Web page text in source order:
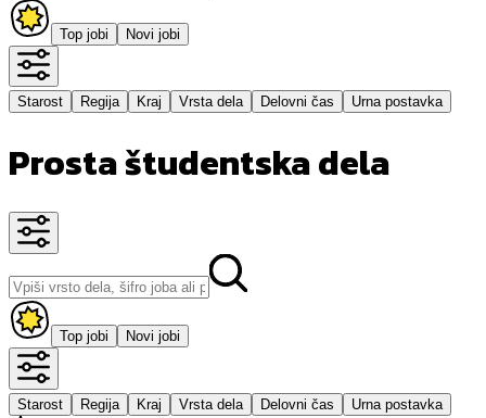
Top jobi Novi jobi
Starost Regija Kraj Vrsta dela Delovni čas Urna postavka
Prosta študentska dela
Top jobi Novi jobi
Starost Regija Kraj Vrsta dela Delovni čas Urna postavka